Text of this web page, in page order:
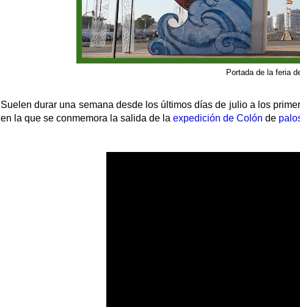
Portada de la feria
Suelen durar una semana desde los últimos días de julio a los
en la que se conmemora la salida de la expedición de Colón de